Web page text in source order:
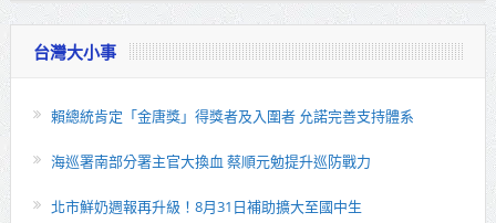
台灣大小事
賴總統肯定「金唐獎」得獎者及入圍者 允諾完善支持體系
海巡署南部分署主官大換血 蔡順元勉提升巡防戰力
北市鮮奶週報再升級！8月31日補助擴大至國中生